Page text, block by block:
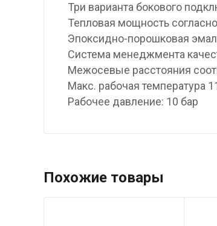
Три варианта бокового
Тепловая мощность
Эпоксидно-порошковая
Система менеджмента
Межосевые расстояния
Макс. рабочая температура
Рабочее давление: 10 бар
Похожие товары